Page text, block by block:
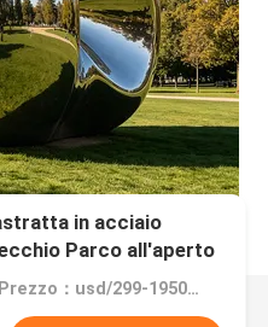
in acciaio
Parco all'aperto
di riferimentoPrezzo：usd/299-19500/Piece